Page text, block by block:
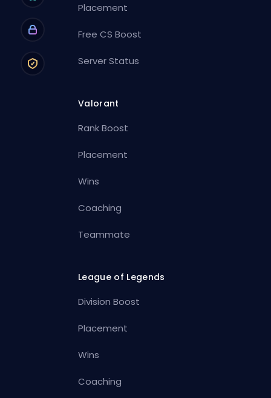
Placement
Free CS Boost
Server Status
Valorant
Rank Boost
Placement
Wins
Coaching
Teammate
League of Legends
Division Boost
Placement
Wins
Coaching